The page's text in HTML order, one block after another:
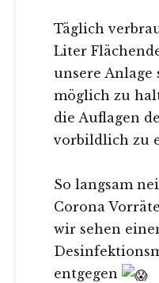
Täglich
Liter
unsere Anlage
möglich zu
die Auflagen
vorbildlich zu
So langsam
Corona
wir sehen
entgegen